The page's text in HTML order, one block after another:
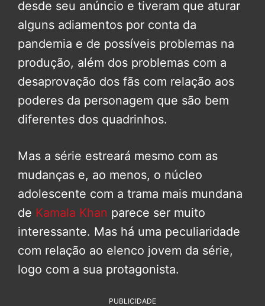
desde seu anúncio e tiveram que aturar
alguns adiamentos por conta da
pandemia e de possíveis problemas na
produção, além dos problemas com a
desaprovação dos fãs com relação aos
poderes da personagem que são bem
diferentes dos quadrinhos.
Mas a série estreará mesmo com as
mudanças e, ao menos, o núcleo
adolescente com a trama mais mundana
de Kamala Khan parece ser muito
interessante. Mas há uma peculiaridade
com relação ao elenco jovem da série,
logo com a sua protagonista.
PUBLICIDADE